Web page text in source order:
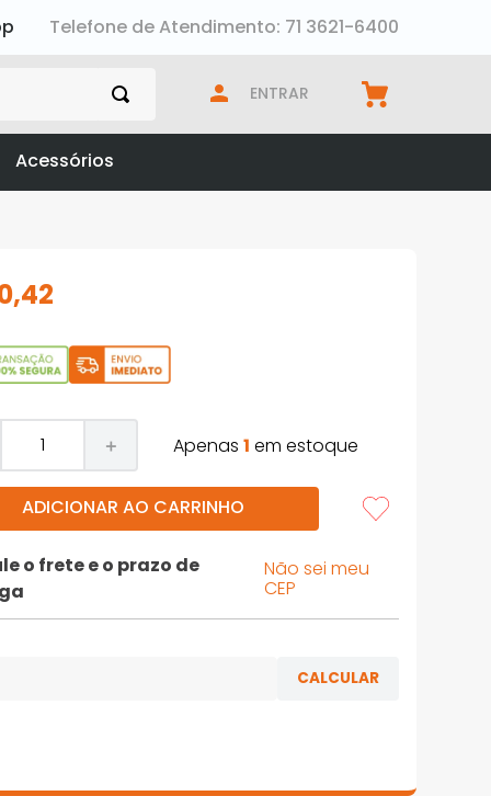
Telefone de Atendimento: 71 3621-6400
ENTRAR
Acessórios
,42
＋ Apenas1 em estoque
ADICIONAR AO CARRINHO
o frete e o prazo de
Não sei meu
CEP